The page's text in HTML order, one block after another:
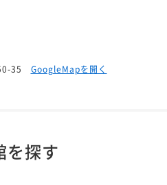
35 GoogleMapを開く
を探す